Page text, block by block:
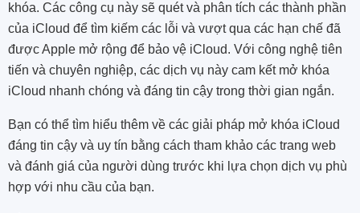
khóa. Các công cụ này sẽ quét và phân tích các thành phần
của iCloud để tìm kiếm các lỗi và vượt qua các hạn chế đã
được Apple mở rộng để bảo vệ iCloud. Với công nghệ tiên
tiến và chuyên nghiệp, các dịch vụ này cam kết mở khóa
iCloud nhanh chóng và đáng tin cậy trong thời gian ngắn.
Bạn có thể tìm hiểu thêm về các giải pháp mở khóa iCloud
đáng tin cậy và uy tín bằng cách tham khảo các trang web
và đánh giá của người dùng trước khi lựa chọn dịch vụ phù
hợp với nhu cầu của bạn.